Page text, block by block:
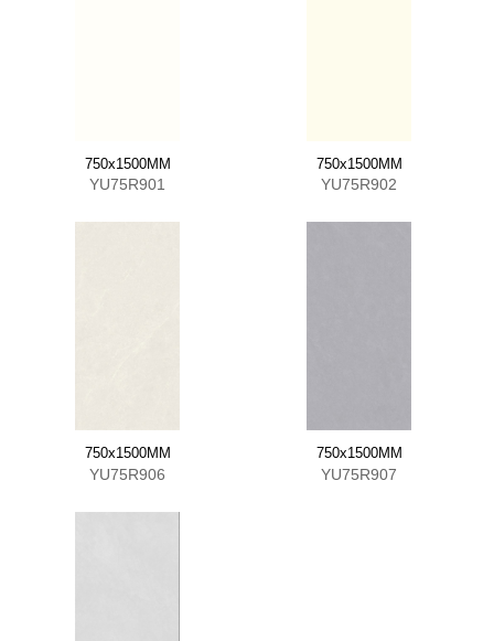
750x1500MM
YU75R901
750x1500MM
YU75R902
750x1500MM
YU75R906
750x1500MM
YU75R907